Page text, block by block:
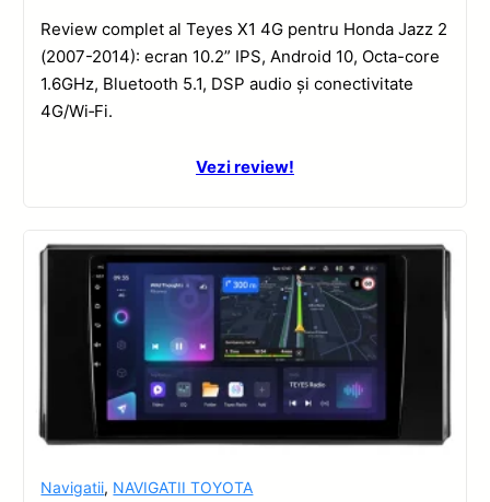
Review complet al Teyes X1 4G pentru Honda Jazz 2
(2007-2014): ecran 10.2” IPS, Android 10, Octa-core
1.6GHz, Bluetooth 5.1, DSP audio și conectivitate
4G/Wi‑Fi.
Vezi review!
Navigatii, NAVIGATII TOYOTA